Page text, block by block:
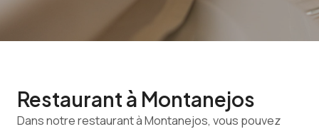
Restaurant à Montanejos
Dans notre restaurant à Montanejos, vous pouvez